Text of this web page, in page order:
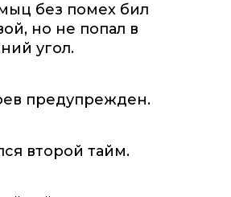
без помех бил
но не попал в
угол.
предупрежден.
второй тайм.